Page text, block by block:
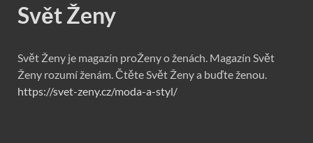
Svět Ženy
Svět Ženy je magazín proŽeny o ženách. Magazín Svět
Ženy rozumí ženám. Čtěte Svět Ženy a buďte ženou.
https://svet-zeny.cz/moda-a-styl/